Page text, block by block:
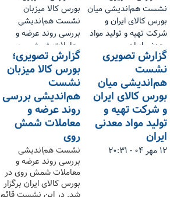
گزارش تصویری
نشست
هم‌اندیشی میان
بورس کالای ایران
و شرکت تهیه و
تولید مواد معدنی
ایران
۱۲ مهر ۰۴ - ۲۰:۳۱
گزارش تصویری؛
بورس کالا میزبان
نشست
هم‌اندیشی بررسی
روند عرضه و
معاملات شمش
روی
نشست هم‌اندیشی
بررسی روند عرضه و
معاملات شمش روی در
بورس کالای ایران برگزار